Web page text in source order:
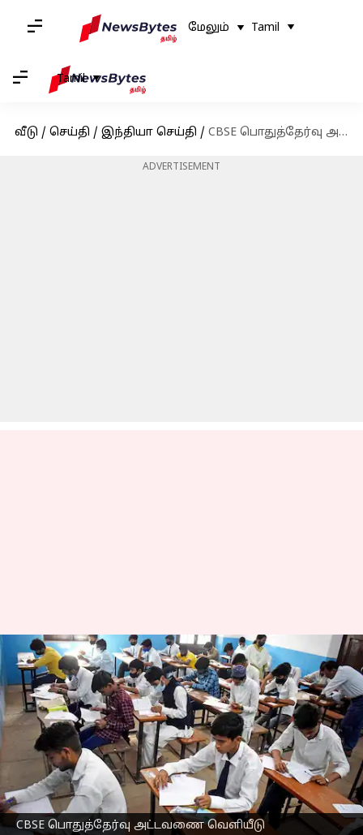
மேலும் Tamil
Tamil
வீடு / செய்தி / இந்தியா செய்தி / CBSE பொதுத்தேர்வு அட்டவணை வெளியீடு: பிப்ரவரி 15ல் தேர்வுகள் துவக்கம்
ADVERTISEMENT
CBSE பொதுத்தேர்வு அட்டவணை வெளியீடு
CBSE பொதுத்தேர்வு
அட்டவணை வெளியீடு:
பிப்ரவரி 15ல் தேர்வுகள்
துவக்கம்
எழுதியவர் Venkatalakshmi V Nov 21, 2024 08:13 am
செய்தி முன்னோட்டம்